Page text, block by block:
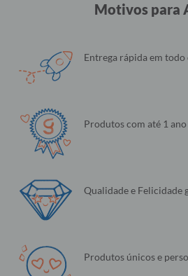
Motivos para
Entrega rápida em todo
Produtos com até 1
Qualidade e Felicidade
Produtos únicos e